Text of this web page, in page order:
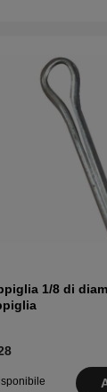
1/8 di